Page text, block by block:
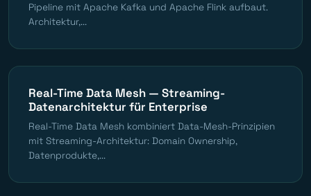
Pipeline mit Apache Kafka und Apache Flink aufbaut.
Architektur,...
Real-Time Data Mesh — Streaming-
Datenarchitektur für Enterprise
Real-Time Data Mesh kombiniert Data-Mesh-Prinzipien
mit Streaming-Architektur: Domain Ownership,
Datenprodukte,...